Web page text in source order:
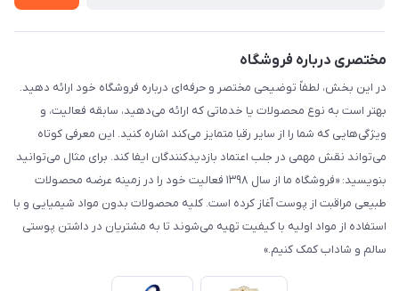
مختصری درباره فروشگاه
در این بخش، لطفاً توضیحی مختصر و حرفه‌ای درباره فروشگاه خود ارائه دهید.
بهتر است به نوع محصولات یا خدماتی که ارائه می‌دهید، سابقه فعالیت، و
ویژگی‌هایی که شما را از سایر رقبا متمایز می‌کند اشاره کنید. این معرفی کوتاه
می‌تواند نقش مهمی در جلب اعتماد بازدیدکنندگان ایفا کند. برای مثال می‌توانید
بنویسید: «فروشگاه ما از سال ۱۳۹۸ فعالیت خود را در زمینه عرضه محصولات
طبیعی مراقبت از پوست آغاز کرده است. کلیه محصولات بدون مواد شیمیایی و با
استفاده از مواد اولیه با کیفیت تهیه می‌شوند تا به مشتریان در داشتن پوستی
سالم و شاداب کمک کنیم.»